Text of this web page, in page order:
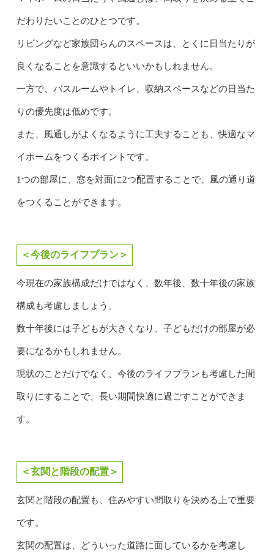
だわりたいことのひとつです。
リビングなど家族団らんのスペースは、とくに日当たりが
良くなることを意識するといいかもしれません。
一方で、バスルームやトイレ、収納スペースなどの日当た
りの優先度は低めです。
また、風通しがよくなるように工夫することも、快適なマ
イホームをつくるポイントです。
1つの部屋に、窓を対面に2つ配置することで、風の通り道
をつくることができます。
＜今後のライフプラン＞
今現在の家族構成だけではなく、数年後、数十年後の家族
構成も考慮しましょう。
数十年後には子どもが大きくなり、子どもだけの部屋が必
要になるかもしれません。
現状のことだけでなく、今後のライフプランも考慮した間
取りにすることで、長い期間快適に過ごすことができま
す。
＜玄関と階段の配置＞
玄関と階段の配置も、住みやすい間取りを決める上で重要
です。
玄関の配置は、どういった道路に面しているかを考慮し